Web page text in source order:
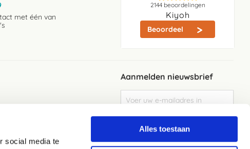
social media te
Alles toestaan
met één van
2144beoordelingen
Kiyoh
Beoordeel
Aanmelden nieuwsbrief
u
op
Elke week de beste acties en het laaste